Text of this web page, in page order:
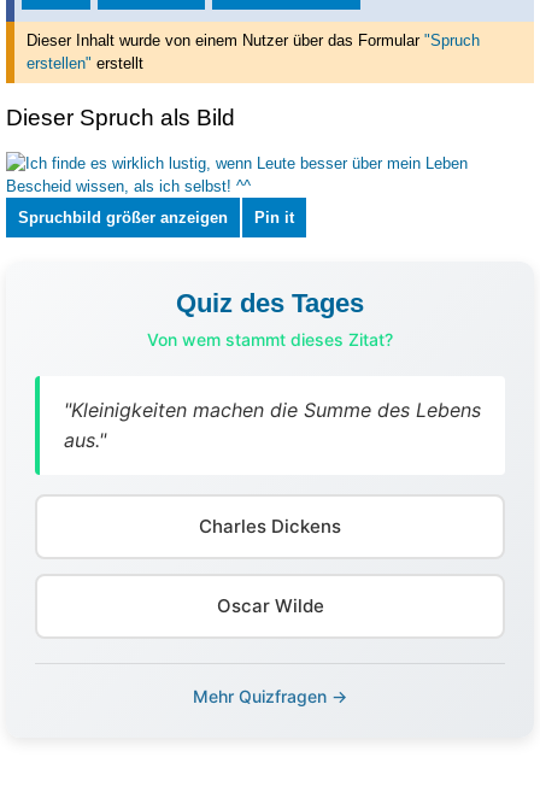
Dieser Inhalt wurde von einem Nutzer über das Formular "Spruch
erstellen" erstellt
Dieser Spruch als Bild
Spruchbild größer anzeigen Pin it
Quiz des Tages
Von wem stammt dieses Zitat?
"Kleinigkeiten machen die Summe des Lebens
aus."
Charles Dickens
Oscar Wilde
Mehr Quizfragen →